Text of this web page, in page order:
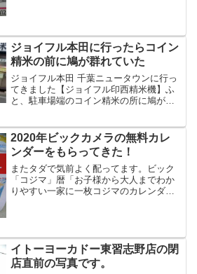
ジョイフル本田に行ったらコイン
精米の前に鳩が群れていた
ジョイフル本田 千葉ニュータウンに行っ
てきました【ジョイフル印西精米機】ふ
と、駐車場端のコイン精米の所に鳩が群
ているのかな？誰かがわざと撒いたのか
もしれませんね・・・ス...
2020年ビックカメラの無料カレ
ンダーをもらってきた！
またタダで気前よく配ってます。ビック
「コジマ」暦「お子様から大人までわか
りやすい一家に一枚コジマのカレンダ
い・・・からです。人気の品...
イトーヨーカドー東習志野店の閉
店直前の写真です。